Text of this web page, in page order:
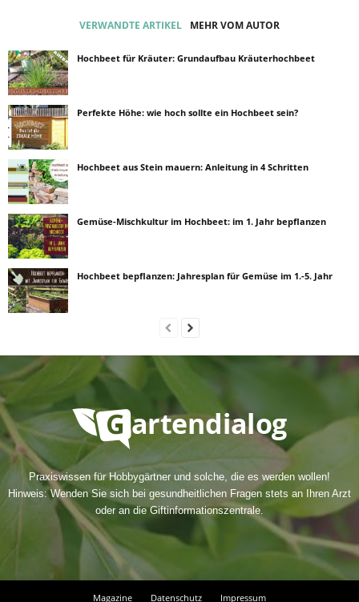
VERWANDTE ARTIKEL MEHR VOM AUTOR
Hochbeet für Kräuter: Grundaufbau Kräuterhochbeet
Perfekte Höhe: wie hoch sollte ein Hochbeet sein?
Hochbeet aus Stein mauern: Anleitung in 4 Schritten
Gemüse-Mischkultur im Hochbeet: im 1. Jahr bepflanzen
Hochbeet bepflanzen: Jahresplan für Gemüse im 1.-5. Jahr
Praxiswissen für Hobbygärtner und solche, die es werden wollen!
Hinweis: Wenden Sie sich bei gesundheitlichen Fragen stets an Ihren Arzt
oder an die Giftinformationszentrale.
Magazine Datenschutz Impressum